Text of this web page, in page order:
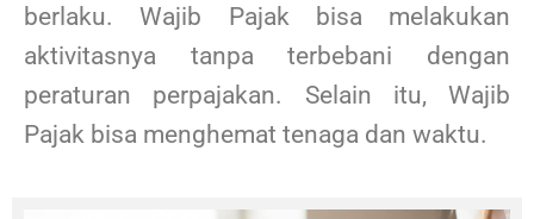
berlaku. Wajib Pajak bisa melakukan
aktivitasnya tanpa terbebani dengan
peraturan perpajakan. Selain itu, Wajib
Pajak bisa menghemat tenaga dan waktu.